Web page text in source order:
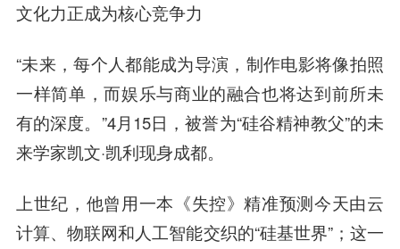
文化力正成为核心竞争力
“未来，每个人都能成为导演，制作电影将像拍照
一样简单，而娱乐与商业的融合也将达到前所未
有的深度。”4月15日，被誉为“硅谷精神教父”的未
来学家凯文·凯利现身成都。
上世纪，他曾用一本《失控》精准预测今天由云
计算、物联网和人工智能交织的“硅基世界”；这一